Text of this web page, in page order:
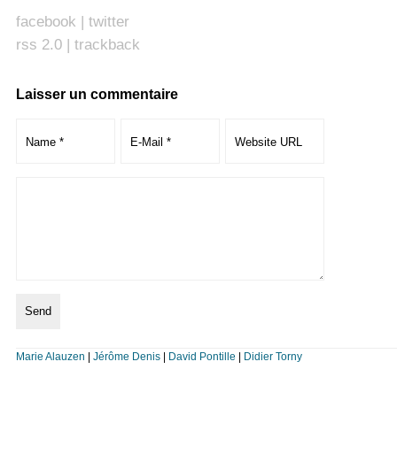
facebook | twitter
rss 2.0| trackback
Laisser un commentaire
Marie Alauzen Jérôme Denis| David Pontille Didier Torny